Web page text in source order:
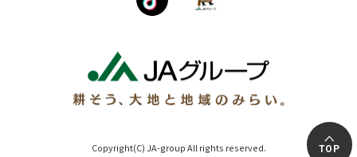
Copyright(C) JA-group All rights reserved. TOP